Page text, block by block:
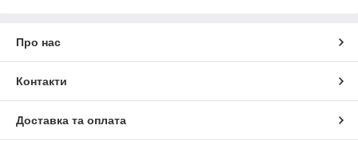
Про нас
Контакти
Доставка та оплата